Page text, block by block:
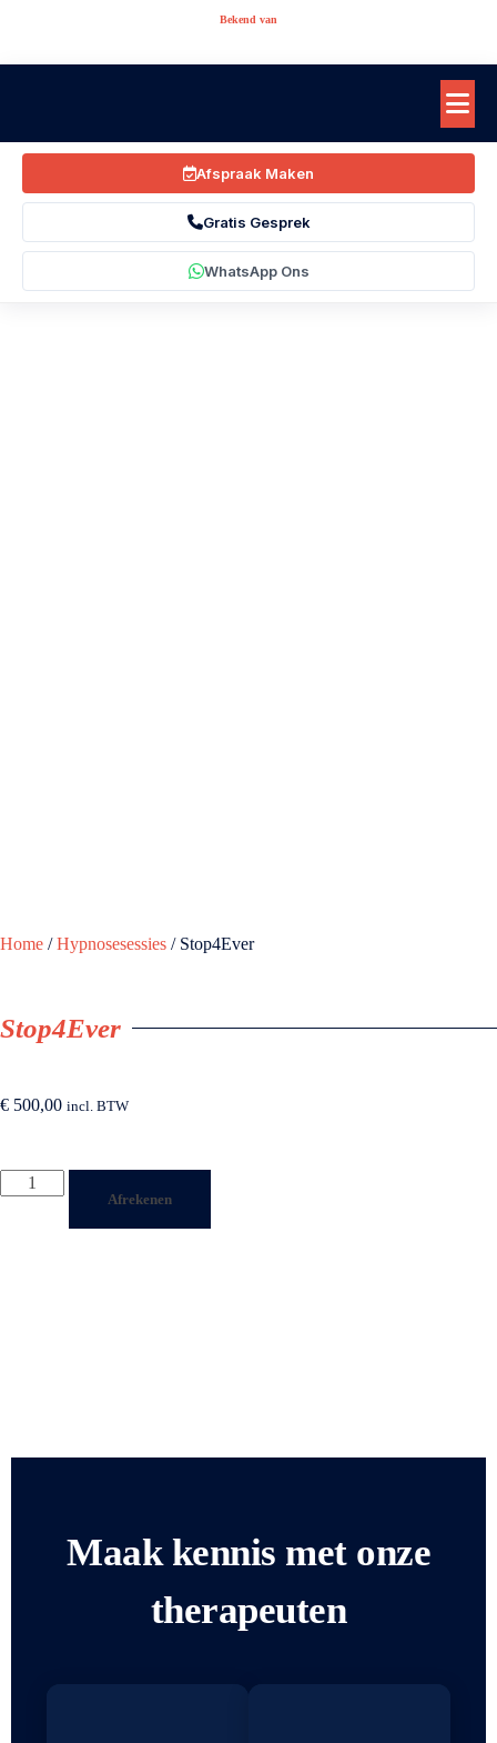
Bekend van
Afspraak Maken
Gratis Gesprek
WhatsApp Ons
Home /Hypnosesessies / Stop4Ever
Stop4Ever
€ 500,00 incl. BTW
Afrekenen
Maak kennis met onze
therapeuten